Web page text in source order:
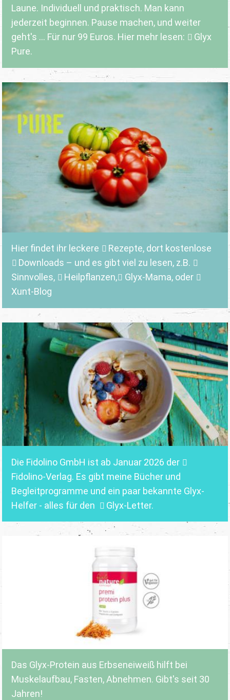
Laune. Individuell und praktisch. Man kann
jederzeit beginnen. Pause machen, und weiter
geht's ... Für nur 99 Euros. Hier mehr lesen:
Glyx
Pure.
Hier findet ihr leckere Rezepte, dort kostenlose
Downloads – und es gibt viel zu lesen, z.B.
Sinnvolles, Heilpflanzen, Glyx-Mama,oder
Xunt-Blog
Die Fidolino GmbH ist ab Januar 2026 der
Fidolino-Verlag. Es gibt meine Bücher und
Begleitprogramme und ein paar bekannte Glyx-
Helfer - alles für den
Glyx-Letter.
Das Glyx-Protein aus Erbseneiweiß hilft bei
Muskelaufbau, Fasten, Abnehmen. Gibt's seit 30
Jahren!